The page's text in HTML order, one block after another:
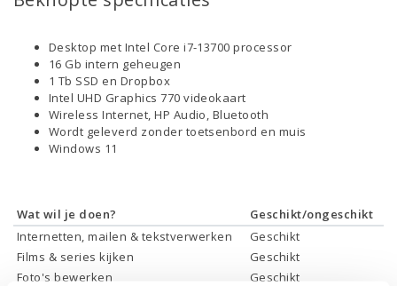
Desktop met Intel Core i7-13700 processor
16 Gb intern geheugen
1 Tb SSD en Dropbox
Intel UHD Graphics 770 videokaart
Wireless Internet, HP Audio, Bluetooth
Wordt geleverd zonder toetsenbord en muis
Windows 11
Wat wil je doen?
Geschikt/ongeschikt
Internetten, mailen & tekstverwerken
Geschikt
Films & series kijken
Geschikt
Foto's bewerken
Geschikt